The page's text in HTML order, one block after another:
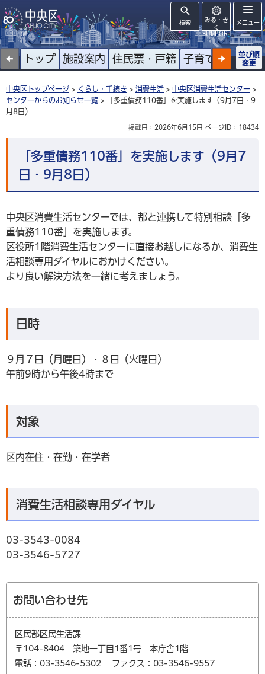
検索
みる・き
く
SUPPORT
メニュー
トップ 施設案内 住民票・戸籍 子育て 高齢者
並び順
変更
中央区トップページ > くらし・手続き > 消費生活 > 中央区消費生活センター >
センターからのお知らせ一覧 > 「多重債務110番」を実施します（9月7日・9
月8日）
掲載日：2026年6月15日 ページID：18434
「多重債務110番」を実施します（9月7
日・9月8日）
中央区消費生活センターでは、都と連携して特別相談「多
重債務110番」を実施します。
区役所1階消費生活センターに直接お越しになるか、消費生
活相談専用ダイヤルにおかけください。
より良い解決方法を一緒に考えましょう。
日時
９月７日（月曜日）・８日（火曜日）
午前9時から午後4時まで
対象
区内在住・在勤・在学者
消費生活相談専用ダイヤル
03-3543-0084
03-3546-5727
お問い合わせ先
区民部区民生活課
〒104-8404 築地一丁目1番1号 本庁舎1階
電話：03-3546-5302
ファクス：03-3546-9557